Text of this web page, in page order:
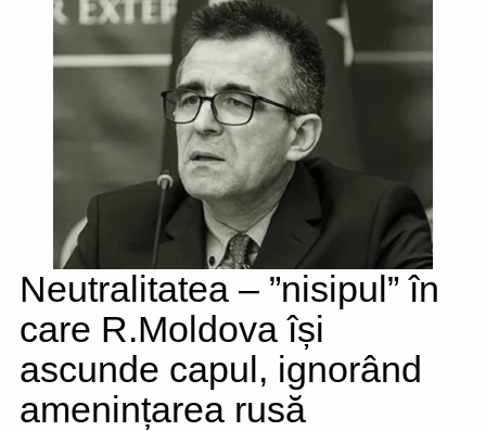
Neutralitatea – ”nisipul” în
care R.Moldova își
ascunde capul, ignorând
amenințarea rusă